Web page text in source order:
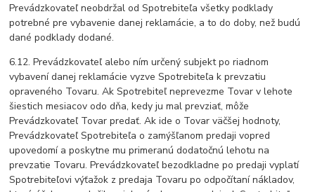
Prevádzkovateľ neobdržal od Spotrebiteľa všetky podklady
potrebné pre vybavenie danej reklamácie, a to do doby, než budú
dané podklady dodané.
6.12. Prevádzkovateľ alebo ním určený subjekt po riadnom
vybavení danej reklamácie vyzve Spotrebiteľa k prevzatiu
opraveného Tovaru. Ak Spotrebiteľ neprevezme Tovar v lehote
šiestich mesiacov odo dňa, kedy ju mal prevziať, môže
Prevádzkovateľ Tovar predať. Ak ide o Tovar väčšej hodnoty,
Prevádzkovateľ Spotrebiteľa o zamýšľanom predaji vopred
upovedomí a poskytne mu primeranú dodatočnú lehotu na
prevzatie Tovaru. Prevádzkovateľ bezodkladne po predaji vyplatí
Spotrebiteľovi výťažok z predaja Tovaru po odpočítaní nákladov,